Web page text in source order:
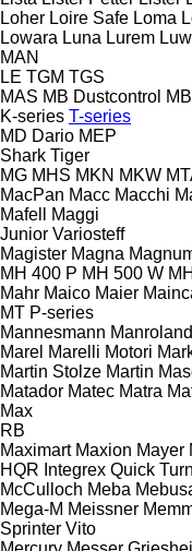
Loher Loire Safe Loma
Lowara Luna Lurem
MAN
LE TGM TGS
MAS MB Dustcontrol MB
K-series T-series
MD Dario MEP
Shark Tiger
MG MHS MKN MKW
MacPan Macc Macchi
Mafell
Maggi
Junior Variosteff
Magister Magna
MH 400 P MH 500 W
Mahr Maico Maier
MT P-series
Mannesmann Manroland
Marel Marelli Motori
Martin Stolze Martin
Matador Matec Matra
Max
RB
Maximart Maxion Mayer
HQR Integrex Quick Turn
McCulloch Meba
Mega-M Meissner
Sprinter Vito